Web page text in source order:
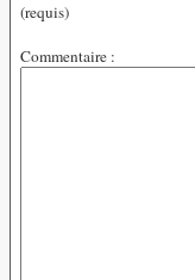
(requis)
Commentaire :